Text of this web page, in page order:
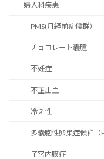
婦人科疾患
PMS(月経前症候群）
チョコレート嚢腫
不妊症
不正出血
冷え性
多嚢胞性卵巣症候群（
子宮内膜症